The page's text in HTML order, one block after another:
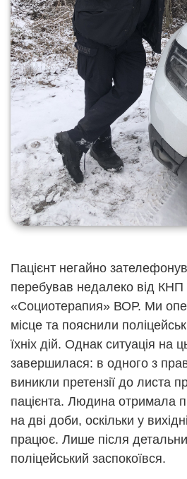
Пацієнт негайно
перебував недалеко від
«Социотерапия» ВОР. Ми
місце та пояснили
їхніх дій. Однак ситуація на
завершилася: в одного з
виникли претензії до листа
пацієнта. Людина отримала
на дві доби, оскільки у
працює. Лише після
поліцейський заспокоївся.